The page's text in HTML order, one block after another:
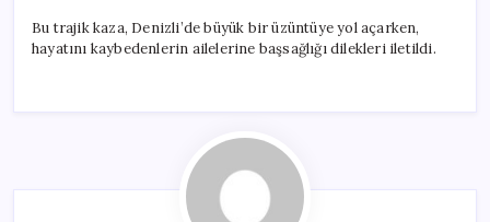
Bu trajik kaza, Denizli’de büyük bir üzüntüye yol açarken,
hayatını kaybedenlerin ailelerine başsağlığı dilekleri iletildi.